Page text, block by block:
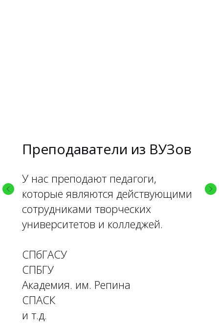
Преподаватели из ВУЗов
У нас преподают педагоги,
которые являются действующими
сотрудниками творческих
университетов и колледжей.
СПбГАСУ
СПБГУ
Академия. им. Репина
СПАСК
и т.д.